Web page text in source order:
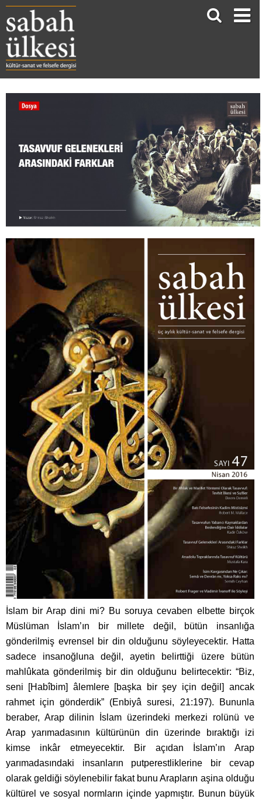
İslam bir Arap dini mi? Bu soruya cevaben elbette birçok
Müslüman İslam’ın bir millete değil, bütün insanlığa
gönderilmiş evrensel bir din olduğunu söyleyecektir. Hatta
sadece insanoğluna değil, ayetin belirttiği üzere bütün
mahlûkata gönderilmiş bir din olduğunu belirtecektir: “Biz,
seni [Habîbim] âlemlere [başka bir şey için değil] ancak
rahmet için gönderdik” (Enbiyâ suresi, 21:197). Bununla
beraber, Arap dilinin İslam üzerindeki merkezi rolünü ve
Arap yarımadasının kültürünün din üzerinde bıraktığı izi
kimse inkâr etmeyecektir. Bir açıdan İslam’ın Arap
yarımadasındaki insanların putperestliklerine bir cevap
olarak geldiği söylenebilir fakat bunu Arapların aşina olduğu
kültürel ve sosyal normların içinde yapmıştır. Bunun büyük